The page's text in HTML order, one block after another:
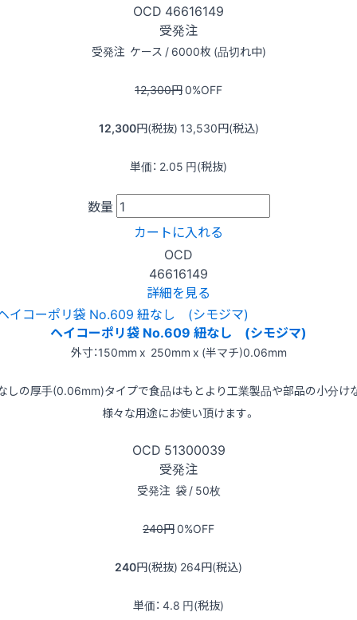
OCD 46616149
受発注
受発注 ケース / 6000枚 (品切れ中)
12,300円0%OFF
12,300円(税抜) 13,530円(税込)
単価： 2.05 円(税抜)
数量
カートに入れる
OCD
46616149
詳細を見る
ヘイコーポリ袋 No.609 紐なし (シモジマ)
外寸：150mm x 250mm x (半マチ)0.06mm
しの厚手(0.06mm)タイプで食品はもとより工業製品や部品の小分け
様々な用途にお使い頂けます。
OCD 51300039
受発注
受発注 袋 / 50枚
240円0%OFF
240円(税抜) 264円(税込)
単価： 4.8 円(税抜)